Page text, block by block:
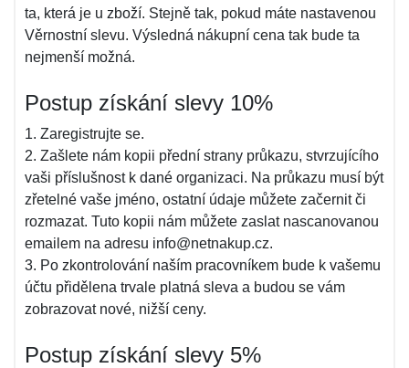
ta, která je u zboží. Stejně tak, pokud máte nastavenou
Věrnostní slevu. Výsledná nákupní cena tak bude ta
nejmenší možná.
Postup získání slevy 10%
1. Zaregistrujte se.
2. Zašlete nám kopii přední strany průkazu, stvrzujícího
vaši příslušnost k dané organizaci. Na průkazu musí být
zřetelné vaše jméno, ostatní údaje můžete začernit či
rozmazat. Tuto kopii nám můžete zaslat nascanovanou
emailem na adresu info@netnakup.cz.
3. Po zkontrolování naším pracovníkem bude k vašemu
účtu přidělena trvale platná sleva a budou se vám
zobrazovat nové, nižší ceny.
Postup získání slevy 5%